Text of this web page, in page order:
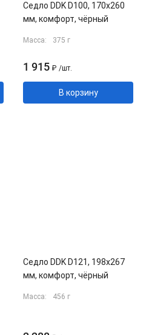
Седло DDK D100, 170x260
мм, комфорт, чёрный
Масса: 375 г
1 915 ₽ /шт.
В корзину
Седло DDK D121, 198x267
мм, комфорт, чёрный
Масса: 456 г